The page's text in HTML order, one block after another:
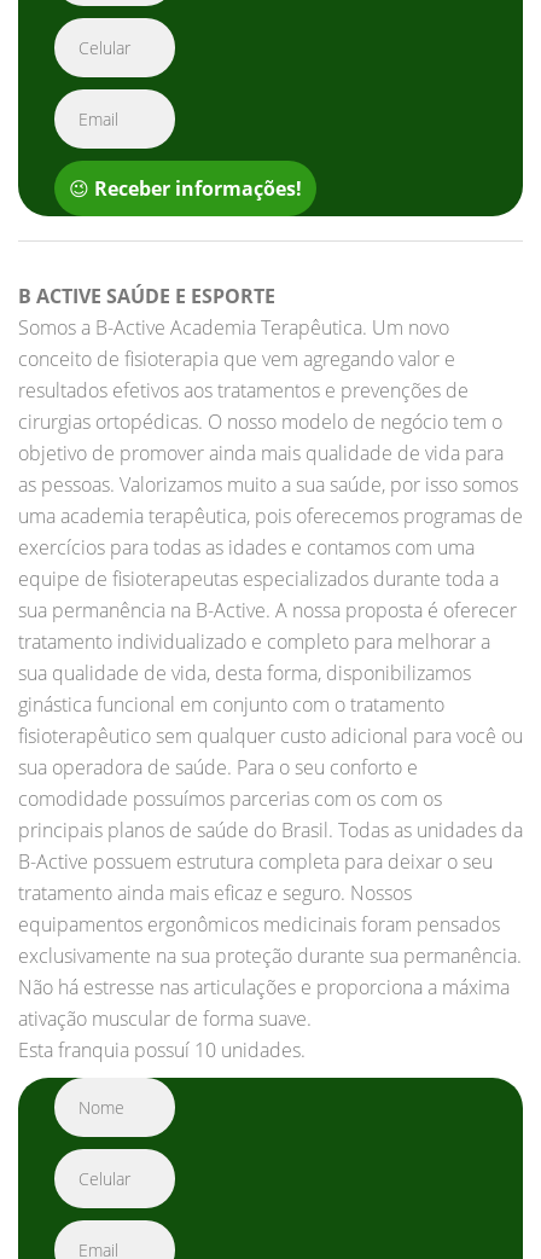
😉 Receber informações!
B ACTIVE SAÚDE E ESPORTE
Somos a B-Active Academia Terapêutica. Um novo
conceito de fisioterapia que vem agregando valor e
resultados efetivos aos tratamentos e prevenções de
cirurgias ortopédicas. O nosso modelo de negócio tem o
objetivo de promover ainda mais qualidade de vida para
as pessoas. Valorizamos muito a sua saúde, por isso somos
uma academia terapêutica, pois oferecemos programas de
exercícios para todas as idades e contamos com uma
equipe de fisioterapeutas especializados durante toda a
sua permanência na B-Active. A nossa proposta é oferecer
tratamento individualizado e completo para melhorar a
sua qualidade de vida, desta forma, disponibilizamos
ginástica funcional em conjunto com o tratamento
fisioterapêutico sem qualquer custo adicional para você ou
sua operadora de saúde. Para o seu conforto e
comodidade possuímos parcerias com os com os
principais planos de saúde do Brasil. Todas as unidades da
B-Active possuem estrutura completa para deixar o seu
tratamento ainda mais eficaz e seguro. Nossos
equipamentos ergonômicos medicinais foram pensados
exclusivamente na sua proteção durante sua permanência.
Não há estresse nas articulações e proporciona a máxima
ativação muscular de forma suave.
Esta franquia possuí 10 unidades.